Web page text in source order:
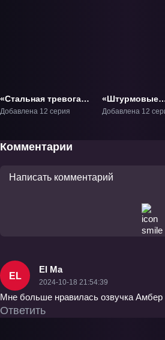
«Стальная тревога!
Незримая победа»
Добавлена 12 серия
«Штурмовые
ведьмы:
Добавлена 12
Комментарии
EL
El Ma
2024-10-18 21:54:39
Мне больше нравилась озвучка Амбер
Ответить